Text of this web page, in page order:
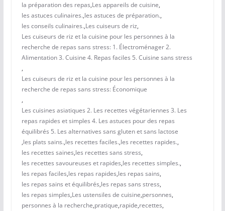
la préparation des repas,Les appareils de cuisine,
les astuces culinaires.,les astuces de préparation.,
les conseils culinaires.,Les cuiseurs de riz,
Les cuiseurs de riz et la cuisine pour les personnes à la
recherche de repas sans stress: 1. Électroménager 2.
Alimentation 3. Cuisine 4. Repas faciles 5. Cuisine sans stress
,
Les cuiseurs de riz et la cuisine pour les personnes à la
recherche de repas sans stress: Économique
,
Les cuisines asiatiques 2. Les recettes végétariennes 3. Les
repas rapides et simples 4. Les astuces pour des repas
équilibrés 5. Les alternatives sans gluten et sans lactose
,les plats sains.,les recettes faciles.,les recettes rapides.,
les recettes saines,les recettes sans stress,
les recettes savoureuses et rapides,les recettes simples.,
les repas faciles,les repas rapides,les repas sains,
les repas sains et équilibrés,les repas sans stress,
les repas simples,Les ustensiles de cuisine,personnes,
personnes à la recherche,pratique,rapide,recettes,